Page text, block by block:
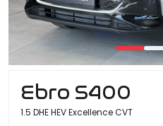
Ebro S400
1.5 DHE HEV Excellence CVT